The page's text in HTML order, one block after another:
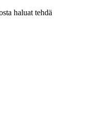
haluat tehdä